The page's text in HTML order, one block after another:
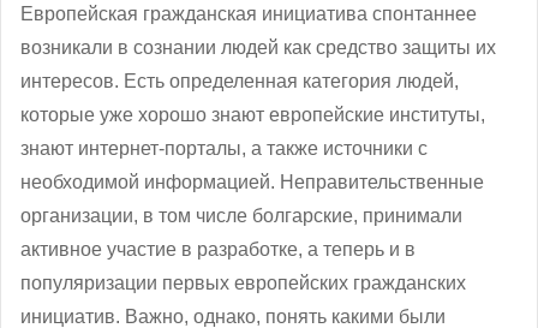
Европейская гражданская инициатива спонтаннее
возникали в сознании людей как средство защиты их
интересов. Есть определенная категория людей,
которые уже хорошо знают европейские институты,
знают интернет-порталы, а также источники с
необходимой информацией. Неправительственные
организации, в том числе болгарские, принимали
активное участие в разработке, а теперь и в
популяризации первых европейских гражданских
инициатив. Важно, однако, понять какими были